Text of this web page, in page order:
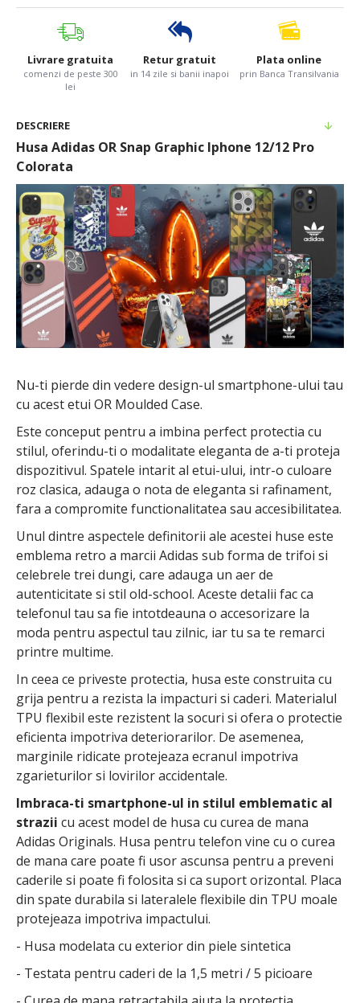
Livrare gratuita
comenzi de peste 300
lei
Retur gratuit
in 14 zile si banii inapoi
Plata online
prin Banca Transilvania
DESCRIERE
Husa Adidas OR Snap Graphic Iphone 12/12 Pro
Colorata
Nu-ti pierde din vedere design-ul smartphone-ului tau
cu acest etui OR Moulded Case.
Este conceput pentru a imbina perfect protectia cu
stilul, oferindu-ti o modalitate eleganta de a-ti proteja
dispozitivul. Spatele intarit al etui-ului, intr-o culoare
roz clasica, adauga o nota de eleganta si rafinament,
fara a compromite functionalitatea sau accesibilitatea.
Unul dintre aspectele definitorii ale acestei huse este
emblema retro a marcii Adidas sub forma de trifoi si
celebrele trei dungi, care adauga un aer de
autenticitate si stil old-school. Aceste detalii fac ca
telefonul tau sa fie intotdeauna o accesorizare la
moda pentru aspectul tau zilnic, iar tu sa te remarci
printre multime.
In ceea ce priveste protectia, husa este construita cu
grija pentru a rezista la impacturi si caderi. Materialul
TPU flexibil este rezistent la socuri si ofera o protectie
eficienta impotriva deteriorarilor. De asemenea,
marginile ridicate protejeaza ecranul impotriva
zgarieturilor si lovirilor accidentale.
Imbraca-ti smartphone-ul in stilul emblematic al
strazii cu acest model de husa cu curea de mana
Adidas Originals. Husa pentru telefon vine cu o curea
de mana care poate fi usor ascunsa pentru a preveni
caderile si poate fi folosita si ca suport orizontal. Placa
din spate durabila si lateralele flexibile din TPU moale
protejeaza impotriva impactului.
- Husa modelata cu exterior din piele sintetica
- Testata pentru caderi de la 1,5 metri / 5 picioare